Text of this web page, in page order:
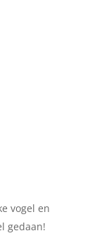
vogel en
gedaan!